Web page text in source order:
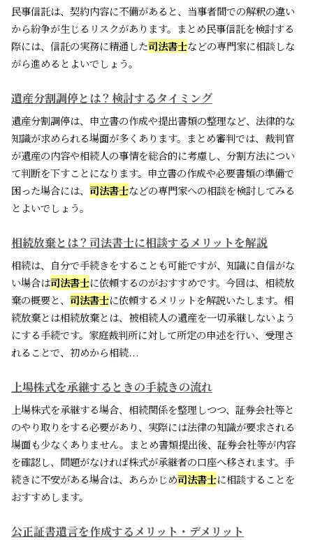
民事信託は、契約内容に不備があると、当事者間での解釈の違い
から紛争が生じるリスクがあります。まとめ民事信託を検討する
際には、信託の実務に精通した司法書士などの専門家に相談しな
がら進めるとよいでしょう。
遺産分割調停とは？検討するタイミング
遺産分割調停は、申立書の作成や提出書類の整理など、法律的な
知識が求められる場面が多くあります。まとめ審判では、裁判官
が遺産の内容や相続人の事情を総合的に考慮し、分割方法につい
て判断を下すことになります。申立書の作成や必要書類の準備で
困った場合には、 司法書士などの専門家への相談を検討してみる
とよいでしょう。
相続放棄とは？司法書士に相談するメリットを解説
相続は、自分で手続きをすることも可能ですが、知識に自信がな
い場合は司法書士に依頼するのがおすすめです。今回は、相続放
棄の概要と、 司法書士に依頼するメリットを解説いたします。相
続放棄とは相続放棄とは、被相続人の遺産を一切承継しないよう
にする手続です。家庭裁判所に対して所定の申述を行い、受理さ
れることで、初めから相続...
上場株式を承継するときの手続きの流れ
上場株式を承継する場合、相続関係を整理しつつ、証券会社等と
のやり取りをする必要があり、実際には法律の知識が要求される
場面も少なくありません。まとめ書類提出後、証券会社等が内容
を確認し、問題がなければ株式が承継者の口座へ移されます。手
続きに不安がある場合は、あらかじめ司法書士に相談することを
おすすめします。
公正証書遺言を作成するメリット・デメリット